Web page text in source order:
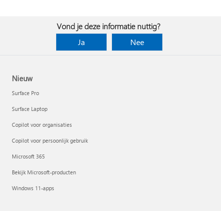
Vond je deze informatie nuttig?
Ja
Nee
Nieuw
Surface Pro
Surface Laptop
Copilot voor organisaties
Copilot voor persoonlijk gebruik
Microsoft 365
Bekijk Microsoft-producten
Windows 11-apps